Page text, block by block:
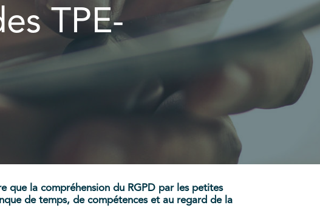
TPE-
que la compréhension du RGPD par les petites
de temps, de compétences et au regard de la